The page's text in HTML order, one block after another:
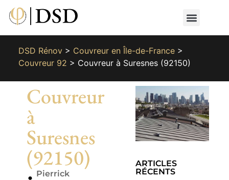
DSD Rénov> Couvreur en Île-de-France>
Couvreur 92 > Couvreur à Suresnes (92150)
Couvreur
à
Suresnes
(92150)
Pierrick
ARTICLES
RÉCENTS